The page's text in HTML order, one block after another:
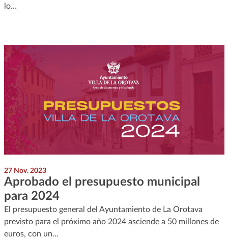
lo…
27 Nov. 2023
Aprobado el presupuesto municipal
para 2024
El presupuesto general del Ayuntamiento de La Orotava
previsto para el próximo año 2024 asciende a 50 millones de
euros, con un…